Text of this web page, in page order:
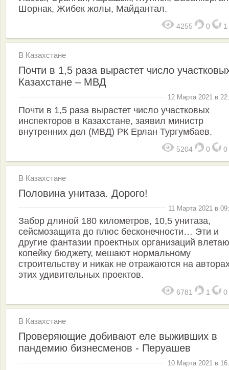
Шорнак, Жибек жолы, Майдантал.
4255 0 1
В Казахстане
Почти в 1,5 раза вырастет число
Казахстане – МВД
12 Марта 2021 в
Почти в 1,5 раза вырастет число участковых
инспекторов в Казахстане, заявил министр
внутренних дел (МВД) РК Ерлан Тургумбаев.
5204 0 0
В Казахстане
Половина унитаза. Дорого!
11 Марта 2021 в
Забор длиной 180 километров, 10,5 унитаза,
сейсмозащита до плюс бесконечности… Эти и
другие фантазии проектных организаций
копейку бюджету, мешают нормальному
строительству и никак не отражаются на
этих удивительных проектов.
6781 1 0
В Казахстане
Проверяющие добивают еле выживших в
пандемию бизнесменов - Перуашев
10 Марта 2021 в